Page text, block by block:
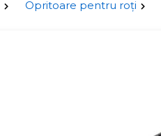
Opritoare pentru roți